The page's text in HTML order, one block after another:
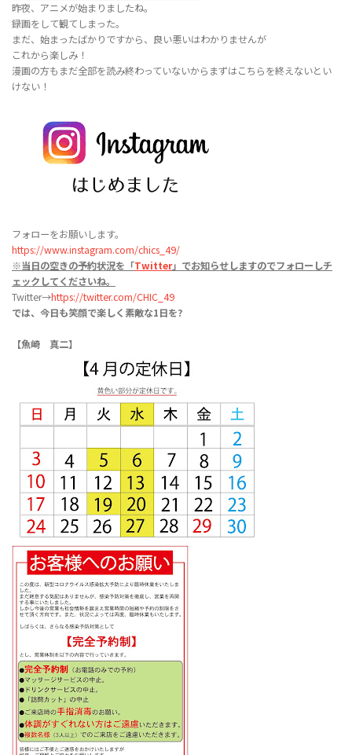
昨夜、アニメが始まりましたね。
録画をして観てしまった。
まだ、始まったばかりですから、良い悪いはわかりませんが
これから楽しみ！
漫画の方もまだ全部を読み終わっていないからまずはこちらを終えないとい
けない！
フォローをお願いします。
https://www.instagram.com/chics_49/
※当日の空きの予約状況を「Twitter」でお知らせしますのでフォローしチ
ェックしてくださいね。
Twitter→https://twitter.com/CHIC_49
では、今日も笑顔で楽しく素敵な1日を?
【魚崎 真二】